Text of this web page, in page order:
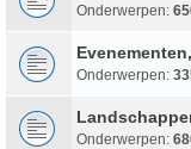
Onderwerpen:
Onderwerpen:
Onderwerpen: